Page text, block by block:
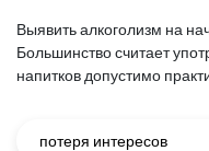
Выявить алкоголизм на
Большинство считает
напитков допустимо
потеря интересов